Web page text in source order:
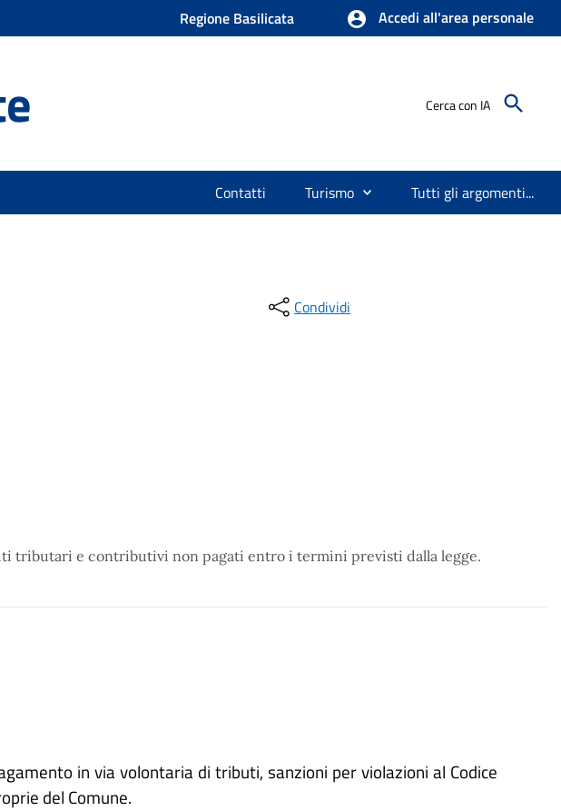
Regione Basilicata Accedi all'area personale
Cerca con IA
Contatti Turismo Tutti gli argomenti...
Condividi
tributari e contributivi non pagati entro i termini previsti dalla legge.
in via volontaria di tributi, sanzioni per violazioni al Codice
del Comune.